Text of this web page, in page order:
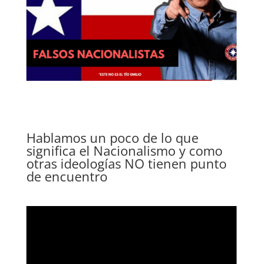
Hablamos un poco de lo que
significa el Nacionalismo y como
otras ideologías NO tienen punto
de encuentro